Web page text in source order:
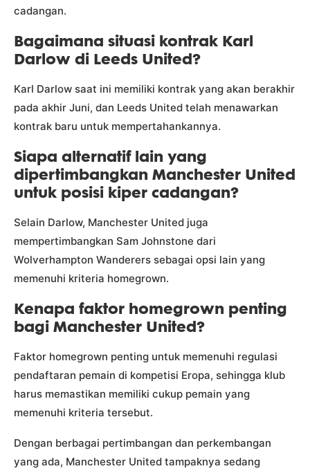
cadangan.
Bagaimana situasi kontrak Karl
Darlow di Leeds United?
Karl Darlow saat ini memiliki kontrak yang akan berakhir
pada akhir Juni, dan Leeds United telah menawarkan
kontrak baru untuk mempertahankannya.
Siapa alternatif lain yang
dipertimbangkan Manchester United
untuk posisi kiper cadangan?
Selain Darlow, Manchester United juga
mempertimbangkan Sam Johnstone dari
Wolverhampton Wanderers sebagai opsi lain yang
memenuhi kriteria homegrown.
Kenapa faktor homegrown penting
bagi Manchester United?
Faktor homegrown penting untuk memenuhi regulasi
pendaftaran pemain di kompetisi Eropa, sehingga klub
harus memastikan memiliki cukup pemain yang
memenuhi kriteria tersebut.
Dengan berbagai pertimbangan dan perkembangan
yang ada, Manchester United tampaknya sedang